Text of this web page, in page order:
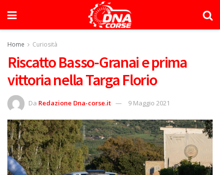
Home Curiosità
Riscatto Basso-Granai e prima
vittoria nella Targa Florio
Da Redazione Dna-corse.it 9 Maggio 2021